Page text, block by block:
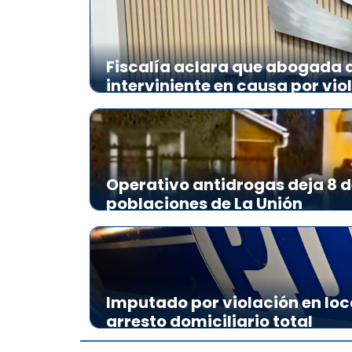
Fiscalía aclara que abogada
interviniente en causa por
Operativo antidrogas deja 8
poblaciones de La Unión
Imputado por violación en
arresto domiciliario total